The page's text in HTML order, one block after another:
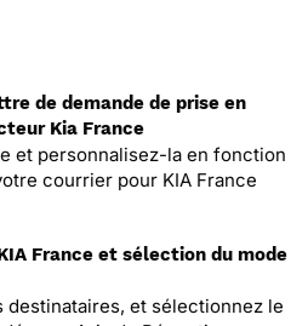
de demande de prise en
Kia France
et personnalisez-la en fonction
courrier pour KIA France
France et sélection du mode
et sélectionnez le